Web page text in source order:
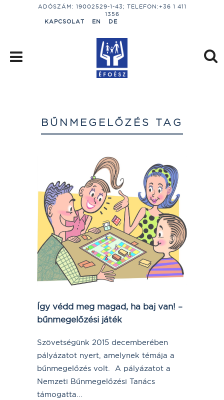
ADÓSZÁM: 19002529-1-43; TELEFON:+36 1 411
1356
KAPCSOLAT
EN DE
BŰNMEGELŐZÉS TAG
Így védd meg magad, ha baj van! –
bűnmegelőzési játék
Szövetségünk 2015 decemberében
pályázatot nyert, amelynek témája a
bűnmegelőzés volt. A pályázatot a
Nemzeti Bűnmegelőzési Tanács
támogatta...